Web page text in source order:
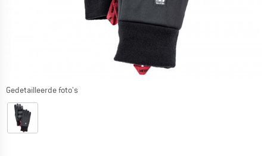
Gedetailleerde foto's